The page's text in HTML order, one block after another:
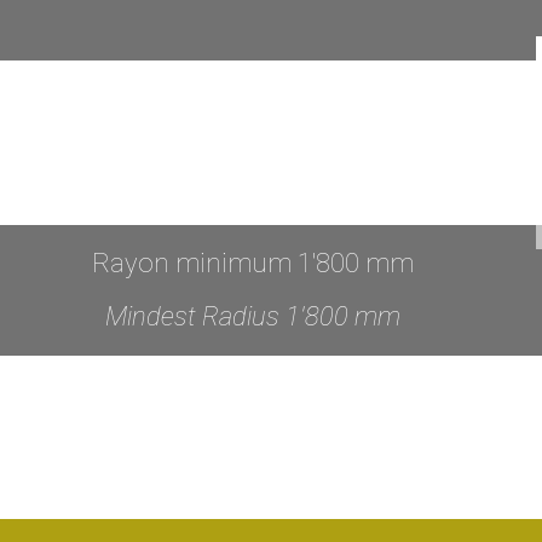
Rayon minimum 1'800 mm
Mindest Radius 1'800 mm